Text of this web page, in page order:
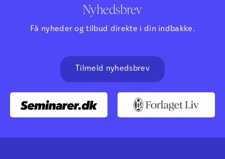
Nyhedsbrev
Få nyheder og tilbud direkte i din indbakke.
Tilmeld nyhedsbrev